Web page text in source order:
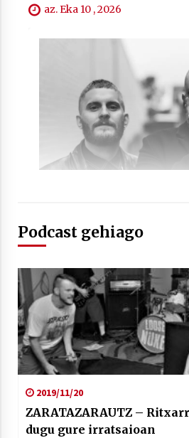
Arrosaren
Telebistaren
2021/06/30
az. Eka 10 , 2026
Podcast gehiago
2019/11/20
ZARATAZARAUTZ –
dugu gure irratsaioan